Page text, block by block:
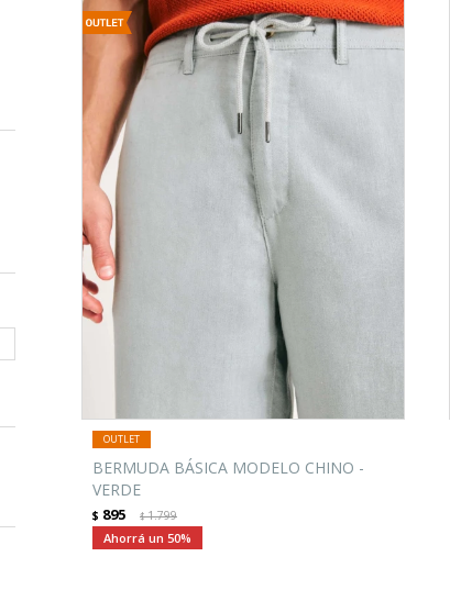
BERMUDA BÁSICA MODELO CHINO -
VERDE
$ 895 $1.799
50